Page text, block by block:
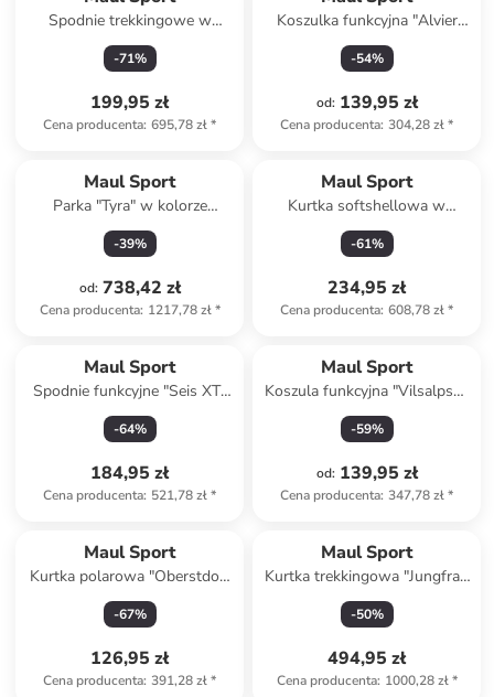
Spodnie trekkingowe w
kolorze antracytowym
-71%
199,95 zł
Cena producenta: 695,78 zł*
Koszulka funkcyjna "Alvier
Fresh" w kolorze szarym
-54%
od: 139,95 zł
Cena producenta: 304,28 zł*
Maul Sport
Parka "Tyra" w kolorze
fioletowym
-39%
od: 738,42 zł
Cena producenta: 1217,78 zł*
Maul Sport
Kurtka softshellowa w
kolorze czarnym
-61%
234,95 zł
Cena producenta: 608,78 zł*
Maul Sport
Spodnie funkcyjne "Seis XT"
w kolorze różowym
-64%
184,95 zł
Cena producenta: 521,78 zł*
Maul Sport
Koszula funkcyjna "Vilsalpsee
II" w kolorze czerwonym
-59%
od: 139,95 zł
Cena producenta: 347,78 zł*
Maul Sport
Kurtka polarowa "Oberstdorf
II" w kolorze morskim
-67%
126,95 zł
Cena producenta: 391,28 zł*
Maul Sport
Kurtka trekkingowa "Jungfrau
MTX 10.0" w kolorze różowo-
granatowym
-50%
494,95 zł
Cena producenta: 1000,28 zł*